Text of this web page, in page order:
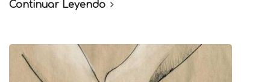
Continuar Leyendo